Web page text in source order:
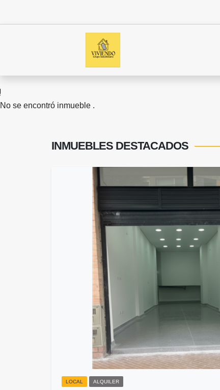
No se encontró inmueble .
INMUEBLES DESTACADOS
LOCAL ALQUILER